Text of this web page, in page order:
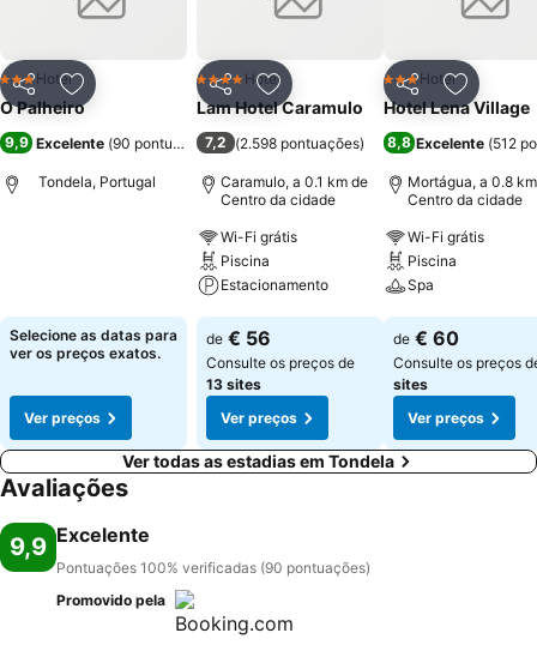
PartilharAdicionar aos favoritos
3 Estrelas
Hotel
O Palheiro
9,9 Excelente (90 pontuações)
Tondela, Portugal
Selecione as datas para
ver os preços exatos.
Ver preços
PartilharAdicionar aos favoritos
4 EstrelasHotel
Lam Hotel Caramulo
7,2 (2.598 pontuações)
Caramulo, a 0.1 km de
Centro da cidade
Wi-Fi grátis
Piscina
Estacionamento
Ver preços
de € 56
Consulte os preços de
13 sites
Ver preços
Partilhar
3 Estrelas
Hotel
Hotel Lena Village
8,8 Excelente (512
Mortágua, a 0.8
Centro da cidade
Wi-Fi grátis
Piscina
Spa
Ver preços
de € 60
Consulte os preços
sites
Ver preços
Ver todas as estadias em Tondela
Avaliações
9,9 Excelente
Pontuações 100% verificadas (90 pontuações)
Promovido pela